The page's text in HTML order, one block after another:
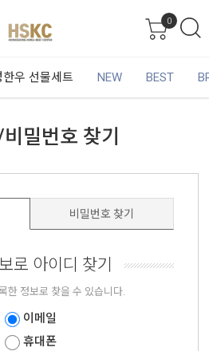
0
한우 선물세트 NEW BEST
밀번호 찾기
비밀번호 찾기
로 아이디 찾기
한 정보로 찾을 수 있습니다.
이메일
휴대폰